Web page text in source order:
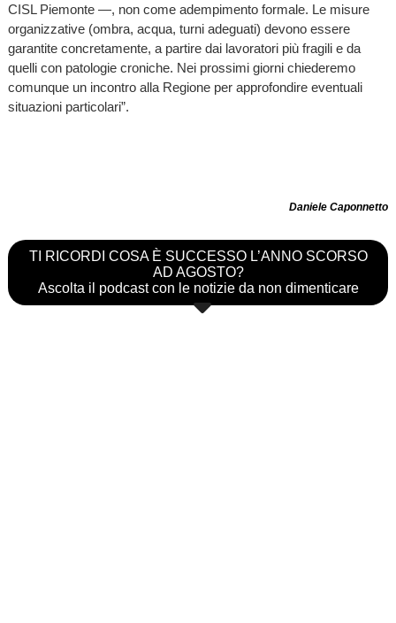
CISL Piemonte —, non come adempimento formale. Le misure
organizzative (ombra, acqua, turni adeguati) devono essere
garantite concretamente, a partire dai lavoratori più fragili e da
quelli con patologie croniche. Nei prossimi giorni chiederemo
comunque un incontro alla Regione per approfondire eventuali
situazioni particolari”.
Daniele Caponnetto
TI RICORDI COSA È SUCCESSO L’ANNO SCORSO
AD AGOSTO?
Ascolta il podcast con le notizie da non dimenticare